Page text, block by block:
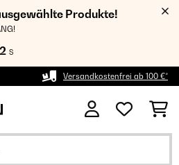
Produkte!
S
Versandkostenfrei ab 100 €*